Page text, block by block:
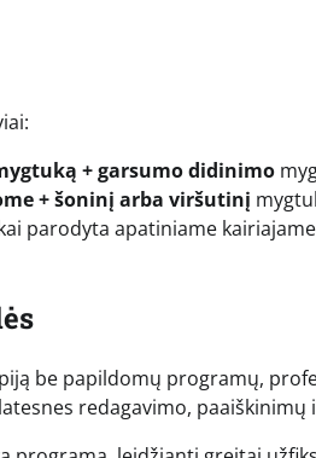
+ garsumo didinimo
+ šoninį arba viršutinį
parodyta apatiniame
be papildomų programų,
redagavimo,